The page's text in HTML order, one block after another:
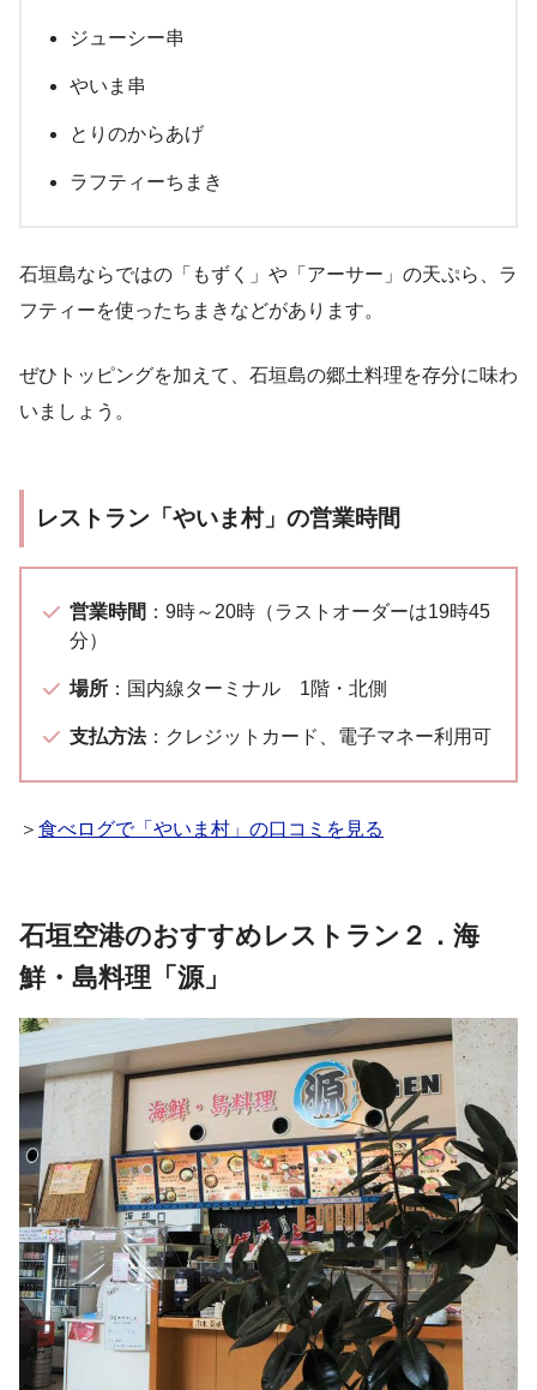
ジューシー串
やいま串
とりのからあげ
ラフティーちまき
石垣島ならではの「もずく」や「アーサー」の天ぷら、ラ
フティーを使ったちまきなどがあります。
ぜひトッピングを加えて、石垣島の郷土料理を存分に味わ
いましょう。
レストラン「やいま村」の営業時間
営業時間 ：9時～20時（ラストオーダーは19時45
分）
場所 ：国内線ターミナル 1階・北側
支払方法：クレジットカード、電子マネー利用可
＞ 食べログで「やいま村」の口コミを見る
石垣空港のおすすめレストラン２．海
鮮・島料理「源」